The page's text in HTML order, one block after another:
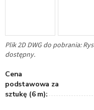
Plik 2D DWG do pobrania:
dostępny.
Cena
podstawowa za
sztukę (6 m):